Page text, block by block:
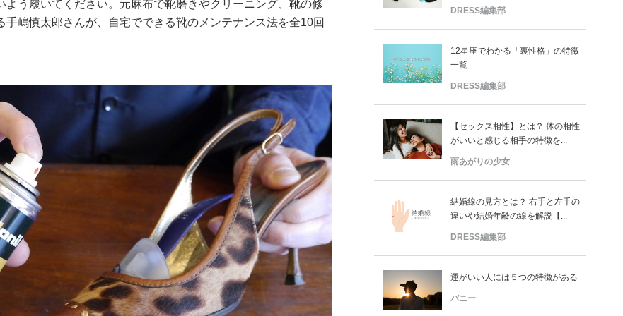
う履いてください。元麻布で靴磨きやクリーニング、靴の修
嶋慎太郎さんが、自宅でできる靴のメンテナンス法を全10回
DRESS編集部
12星座でわかる「裏性格」の特徴
一覧
DRESS編集部
【セックス相性】とは？ 体の相性
がいいと感じる相手の特徴を...
雨あがりの少女
結婚線の見方とは？ 右手と左手の
違いや結婚年齢の線を解説【...
DRESS編集部
運がいい人には５つの特徴がある
バニー